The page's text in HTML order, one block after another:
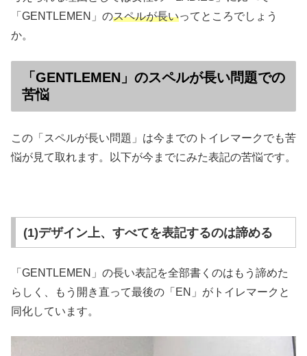
「GENTLEMEN」のスペルが長いってところでしょう
か。
「GENTLEMEN」のスペルが長い問題での
苦悩
この「スペルが長い問題」は今までのトイレマークでも苦
悩が見て取れます。以下が今までにみた表記の苦悩です。
(1)デザイン上、すべてを表記するのは諦める
「GENTLEMEN」の長い表記を全部書くのはもう諦めた
らしく、もう開き直って最後の「EN」がトイレマークと
同化しています。